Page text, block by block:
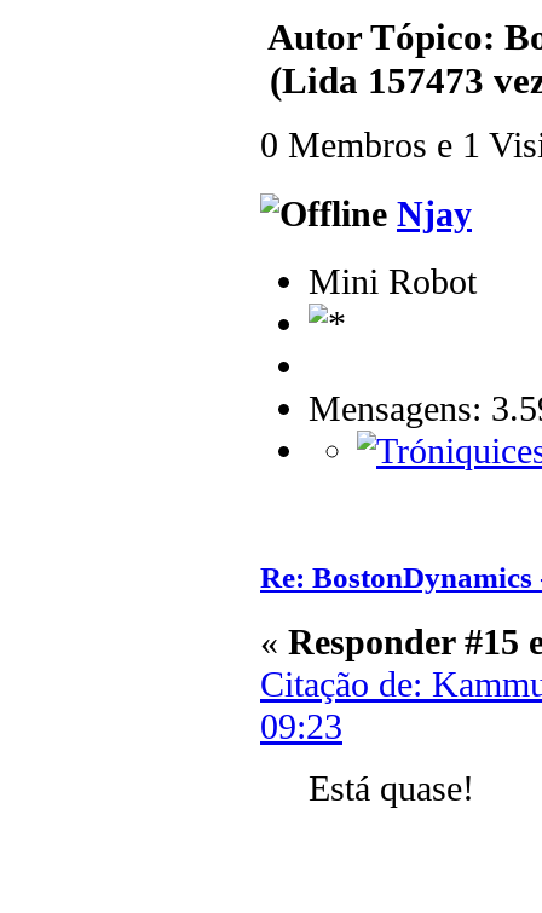
AutorTópico:
(Lida 157473
0 Membros e 1
Njay
Mini Robot
Mensagens:
Re:
« Responder #15
Citação de:
09:23
Está quase!